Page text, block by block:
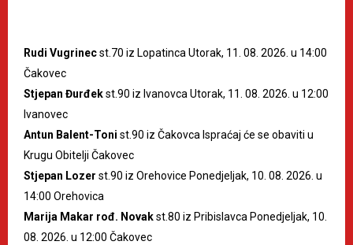
Rudi Vugrinecst.70 iz Lopatinca Utorak, 11. 08. 2026. u 14:00
Čakovec
Stjepan Đurđekst.90 iz Ivanovca Utorak, 11. 08. 2026. u 12:00
Ivanovec
Antun Balent-Toni st.90 iz Čakovca Ispraćaj će se obaviti u
Krugu Obitelji Čakovec
Stjepan Lozer st.90 iz Orehovice Ponedjeljak, 10. 08. 2026. u
14:00 Orehovica
Marija Makar rođ. Novakst.80 iz Pribislavca Ponedjeljak, 10.
08. 2026. u 12:00 Čakovec